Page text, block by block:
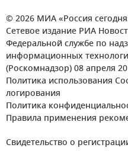
© 2026 МИА «Россия
Сетевое издание РИА
Федеральной службе по
информационных
(Роскомнадзор) 08 апреля
Политика использования
логирования
Политика
Правила применения
Свидетельство о